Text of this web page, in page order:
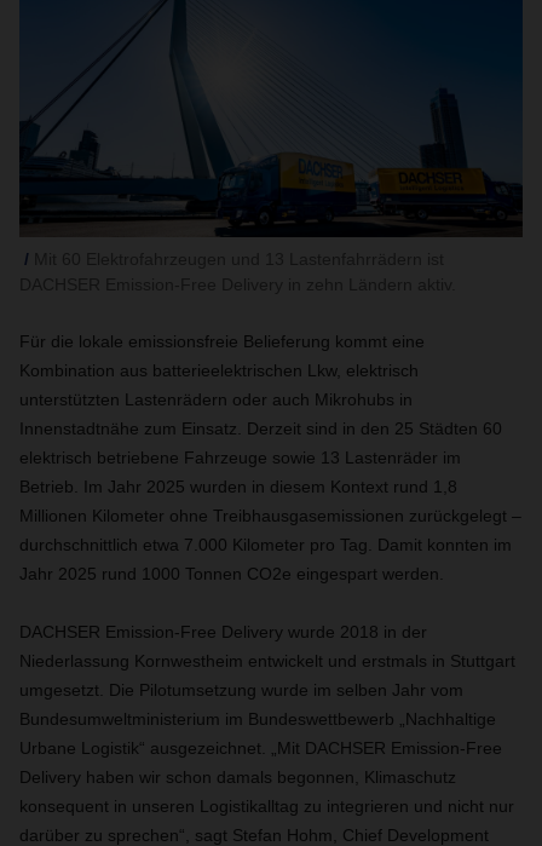
Für die lokale emissionsfreie Belieferung kommt eine
Kombination aus batterieelektrischen Lkw, elektrisch
unterstützten Lastenrädern oder auch Mikrohubs in
Innenstadtnähe zum Einsatz. Derzeit sind in den 25 Städten 60
elektrisch betriebene Fahrzeuge sowie 13 Lastenräder im
Betrieb. Im Jahr 2025 wurden in diesem Kontext rund 1,8
Millionen Kilometer ohne Treibhausgasemissionen zurückgelegt –
durchschnittlich etwa 7.000 Kilometer pro Tag. Damit konnten im
Jahr 2025 rund 1000 Tonnen CO2e eingespart werden.
DACHSER Emission-Free Delivery wurde 2018 in der
Niederlassung Kornwestheim entwickelt und erstmals in Stuttgart
umgesetzt. Die Pilotumsetzung wurde im selben Jahr vom
Bundesumweltministerium im Bundeswettbewerb „Nachhaltige
Urbane Logistik“ ausgezeichnet. „Mit DACHSER Emission-Free
Delivery haben wir schon damals begonnen, Klimaschutz
konsequent in unseren Logistikalltag zu integrieren und nicht nur
darüber zu sprechen“, sagt Stefan Hohm, Chief Development